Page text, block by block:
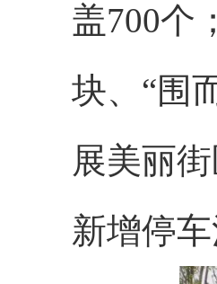
盖700个
块、“围
展美丽
新增停